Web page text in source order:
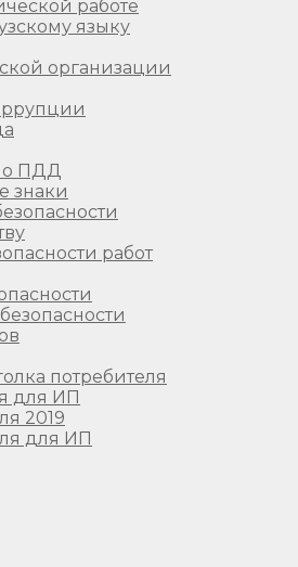
работе
языку
организации
ПДД
знаки
работ
потребителя
для ИП
2019
для ИП